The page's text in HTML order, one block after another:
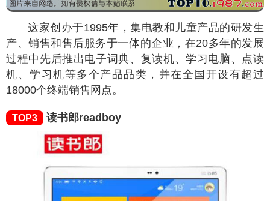
这家创办于1995年，集电教和儿童产品的研发生
产、销售和售后服务于一体的企业，在20多年的发展
过程中先后推出电子词典、复读机、学习电脑、点读
机、学习机等多个产品品类，并在全国开设有超过
18000个终端销售网点。
TOP3 读书郎readboy